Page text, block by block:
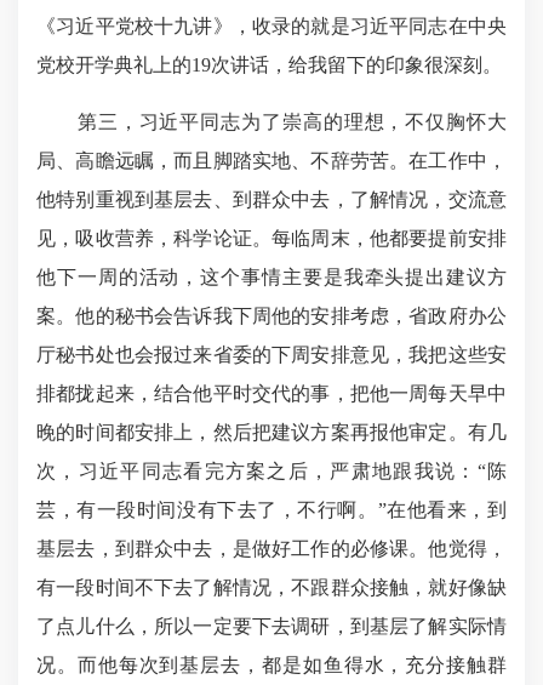
《习近平党校十九讲》，收录的就是习近平同志在中央
党校开学典礼上的19次讲话，给我留下的印象很深刻。
第三，习近平同志为了崇高的理想，不仅胸怀大
局、高瞻远瞩，而且脚踏实地、不辞劳苦。在工作中，
他特别重视到基层去、到群众中去，了解情况，交流意
见，吸收营养，科学论证。每临周末，他都要提前安排
他下一周的活动，这个事情主要是我牵头提出建议方
案。他的秘书会告诉我下周他的安排考虑，省政府办公
厅秘书处也会报过来省委的下周安排意见，我把这些安
排都拢起来，结合他平时交代的事，把他一周每天早中
晚的时间都安排上，然后把建议方案再报他审定。有几
次，习近平同志看完方案之后，严肃地跟我说：“陈
芸，有一段时间没有下去了，不行啊。”在他看来，到
基层去，到群众中去，是做好工作的必修课。他觉得，
有一段时间不下去了解情况，不跟群众接触，就好像缺
了点儿什么，所以一定要下去调研，到基层了解实际情
况。而他每次到基层去，都是如鱼得水，充分接触群